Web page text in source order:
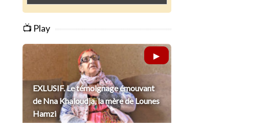
📺 Play
EXLUSIF. Le témoignage émouvant
de Nna Khaloudja, la mère de Lounes
Hamzi